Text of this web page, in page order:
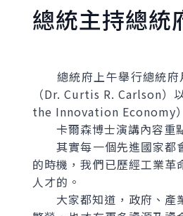
總統主持總統
總統府上午舉行總統府
（Dr. Curtis R. Carlson
the Innovation Economy
卡爾森博士演講內容重
其實每一個先進國家都會
的時機，我們已歷經工業
人才的。
大家都知道，政府、產業